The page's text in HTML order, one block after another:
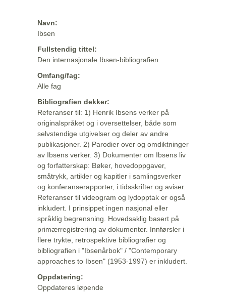
Navn:
Ibsen
Fullstendig tittel:
Den internasjonale Ibsen-bibliografien
Omfang/fag:
Alle fag
Bibliografien dekker:
Referanser til: 1) Henrik Ibsens verker på
originalspråket og i oversettelser, både som
selvstendige utgivelser og deler av andre
publikasjoner. 2) Parodier over og omdiktninger
av Ibsens verker. 3) Dokumenter om Ibsens liv
og forfatterskap: Bøker, hovedoppgaver,
småtrykk, artikler og kapitler i samlingsverker
og konferanserapporter, i tidsskrifter og aviser.
Referanser til videogram og lydopptak er også
inkludert. I prinsippet ingen nasjonal eller
språklig begrensning. Hovedsaklig basert på
primærregistrering av dokumenter. Innførsler i
flere trykte, retrospektive bibliografier og
bibliografien i "Ibsenårbok" / "Contemporary
approaches to Ibsen" (1953-1997) er inkludert.
Oppdatering:
Oppdateres løpende